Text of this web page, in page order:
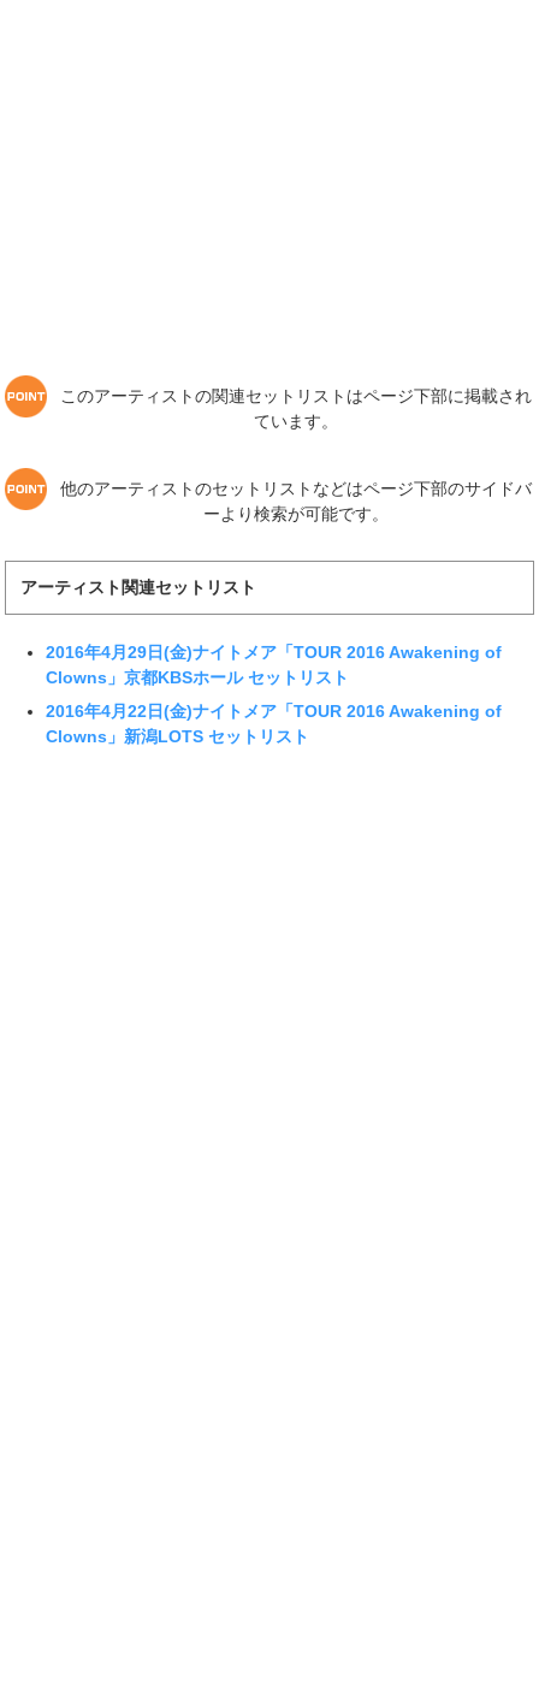
このアーティストの関連セットリストはページ下部に掲載され
ています。
他のアーティストのセットリストなどはページ下部のサイドバ
ーより検索が可能です。
アーティスト関連セットリスト
2016年4月29日(金)ナイトメア「TOUR 2016 Awakening of
Clowns」京都KBSホール セットリスト
2016年4月22日(金)ナイトメア「TOUR 2016 Awakening of
Clowns」新潟LOTS セットリスト